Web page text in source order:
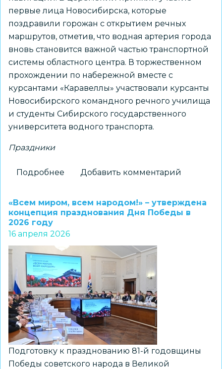
первые лица Новосибирска, которые
поздравили горожан с открытием речных
маршрутов, отметив, что водная артерия города
вновь становится важной частью транспортной
системы областного центра. В торжественном
прохождении по набережной вместе с
курсантами «Каравеллы» участвовали курсанты
Новосибирского командного речного училища
и студенты Сибирского государственного
университета водного транспорта.
Праздники
Подробнее
на
метание
лёгости
и
знакомство
с
флажным
семафором
от
курсантов
«Каравеллы»
Добавить комментарий
«Всем миром, всем народом!» – утверждена
концепция празднования Дня Победы в
2026 году
16 апреля 2026
Подготовку к празднованию 81-й годовщины
Победы советского народа в Великой